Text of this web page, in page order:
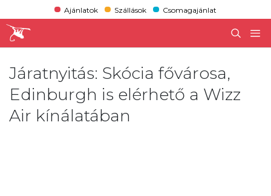
Ajánlatok Szállások Csomagajánlat
Járatnyitás: Skócia fővárosa,
Edinburgh is elérhető a Wizz
Air kínálatában